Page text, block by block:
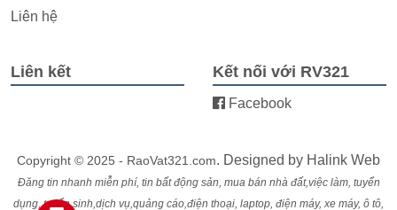
Liên hệ
Liên kết Kết nối với RV321
Facebook
Copyright © 2025 - RaoVat321.com. Designed by Halink Web
Đăng tin nhanh miễn phí, tin bất động sản, mua bán nhà đất,việc làm, tuyển
dụng, tuyển sinh,dịch vụ,quảng cáo,điện thoại, laptop, điện máy, xe máy, ô tô,